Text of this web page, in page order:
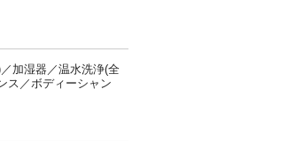
加湿器／温水洗浄(全
ス／ボディーシャン